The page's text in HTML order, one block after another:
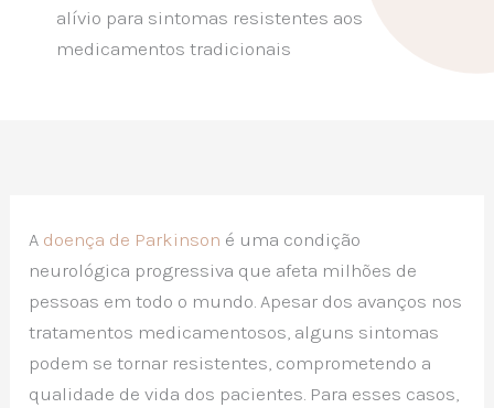
alívio para sintomas resistentes aos
medicamentos tradicionais
A doença de Parkinson é uma condição
neurológica progressiva que afeta milhões de
pessoas em todo o mundo. Apesar dos avanços nos
tratamentos medicamentosos, alguns sintomas
podem se tornar resistentes, comprometendo a
qualidade de vida dos pacientes. Para esses casos,